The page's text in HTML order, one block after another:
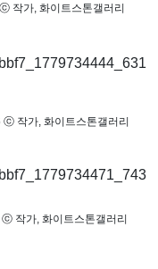
ⓒ 작가, 화이트스톤갤러리
ⓒ 작가, 화이트스톤갤러리
ⓒ 작가, 화이트스톤갤러리